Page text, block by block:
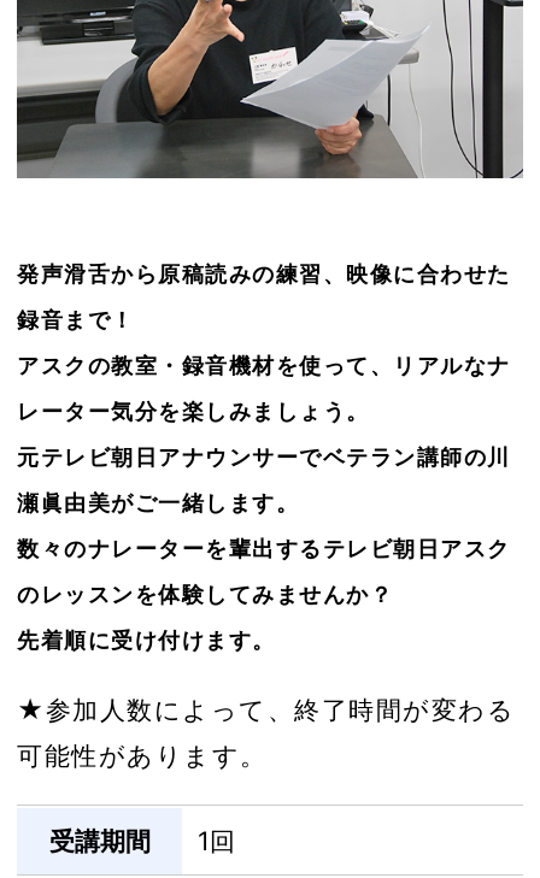
発声滑舌から原稿読みの練習、映像に合わせた
録音まで！
アスクの教室・録音機材を使って、リアルなナ
レーター気分を楽しみましょう。
元テレビ朝日アナウンサーでベテラン講師の川
瀬眞由美がご一緒します。
数々のナレーターを輩出するテレビ朝日アスク
のレッスンを体験してみませんか？
先着順に受け付けます。
★参加人数によって、終了時間が変わる
可能性があります。
受講期間 1回